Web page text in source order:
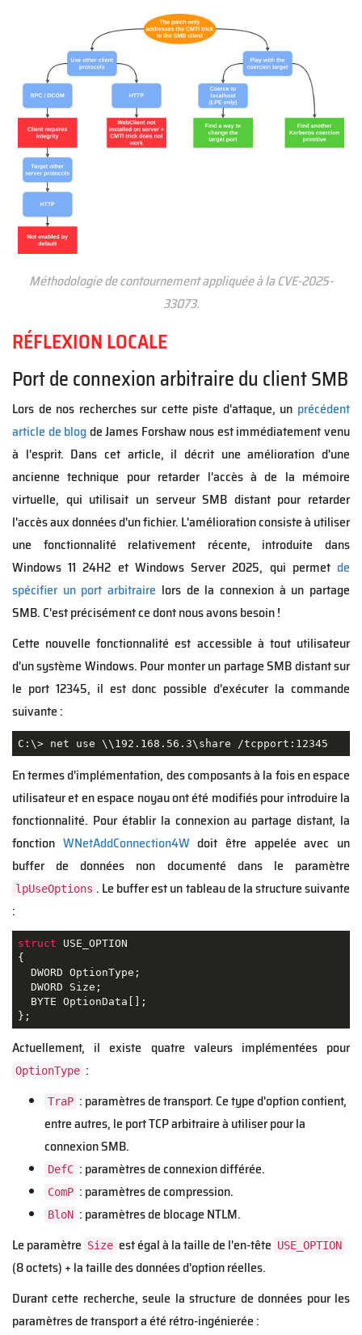
Méthodologie de contournement appliquée à la CVE-2025-
33073.
RÉFLEXION LOCALE
Port de connexion arbitraire du client SMB
Lors de nos recherches sur cette piste d'attaque, un précédent
article de blogde James Forshaw nous est immédiatement venu
à l'esprit. Dans cet article, il décrit une amélioration d'une
ancienne technique pour retarder l'accès à de la mémoire
virtuelle, qui utilisait un serveur SMB distant pour retarder
l'accès aux données d'un fichier. L'amélioration consiste à utiliser
une fonctionnalité relativement récente, introduite dans
Windows 11 24H2 et Windows Server 2025, qui permet de
spécifier un port arbitraire lors de la connexion à un partage
SMB. C'est précisément ce dont nous avons besoin !
Cette nouvelle fonctionnalité est accessible à tout utilisateur
d'un système Windows. Pour monter un partage SMB distant sur
le port 12345, il est donc possible d'exécuter la commande
suivante :
C:\> net use \\192.168.56.3\share /tcpport:12345
En termes d'implémentation, des composants à la fois en espace
utilisateur et en espace noyau ont été modifiés pour introduire la
fonctionnalité. Pour établir la connexion au partage distant, la
fonction WNetAddConnection4Wdoit être appelée avec un
buffer de données non documenté dans le paramètre
lpUseOptions . Le buffer est un tableau de la structure suivante
:
struct
USE_OPTION
{
  DWORD OptionType;
  DWORD Size;
  BYTE OptionData[];
};
Actuellement, il existe quatre valeurs implémentées pour
OptionType :
TraP : paramètres de transport. Ce type d'option contient,
entre autres, le port TCP arbitraire à utiliser pour la
connexion SMB.
DefC : paramètres de connexion différée.
ComP : paramètres de compression.
BloN : paramètres de blocage NTLM.
Le paramètre Size est égal à la taille de l'en-tête USE_OPTION
(8 octets) + la taille des données d'option réelles.
Durant cette recherche, seule la structure de données pour les
paramètres de transport a été rétro-ingénierée :